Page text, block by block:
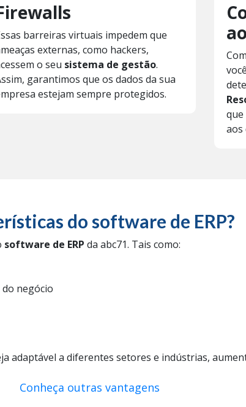
barreiras virtuais impedem que
externas, como hackers,
o seu sistema de gestão.
garantimos que os dados da sua
estejam sempre protegidos.
aos
do software de ERP?
software de ERP da abc71. Tais como:
negócio
adaptável a diferentes setores e indústrias,
Conheça outras vantagens